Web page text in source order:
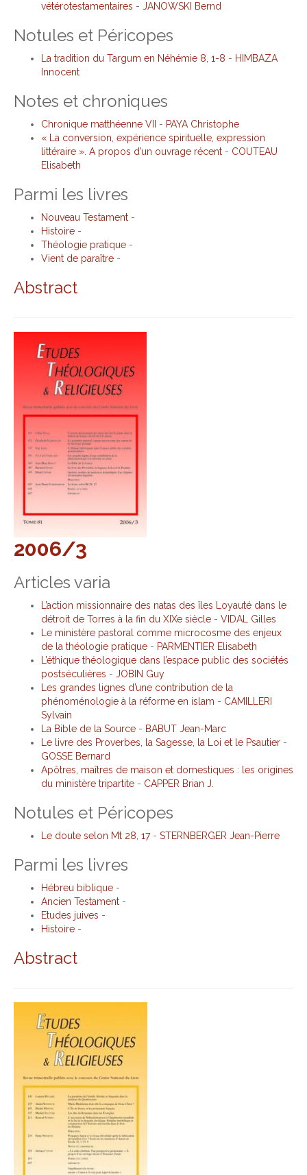
vétérotestamentaires - JANOWSKI Bernd
Notules et Péricopes
La tradition du Targum en Néhémie 8, 1-8 - HIMBAZA
Innocent
Notes et chroniques
Chronique matthéenne VII - PAYA Christophe
« La conversion, expérience spirituelle, expression
littéraire ». A propos d’un ouvrage récent - COUTEAU
Elisabeth
Parmi les livres
Nouveau Testament -
Histoire -
Théologie pratique -
Vient de paraître -
Abstract
2006/3
Articles varia
L’action missionnaire des natas des îles Loyauté dans le
détroit de Torres à la fin du XIXe siècle - VIDAL Gilles
Le ministère pastoral comme microcosme des enjeux
de la théologie pratique - PARMENTIER Elisabeth
L’éthique théologique dans l’espace public des sociétés
postséculières - JOBIN Guy
Les grandes lignes d’une contribution de la
phénoménologie à la réforme en islam - CAMILLERI
Sylvain
La Bible de la Source - BABUT Jean-Marc
Le livre des Proverbes, la Sagesse, la Loi et le Psautier -
GOSSE Bernard
Apôtres, maîtres de maison et domestiques : les origines
du ministère tripartite - CAPPER Brian J.
Notules et Péricopes
Le doute selon Mt 28, 17- STERNBERGER Jean-Pierre
Parmi les livres
Hébreu biblique -
Ancien Testament -
Etudes juives -
Histoire -
Abstract